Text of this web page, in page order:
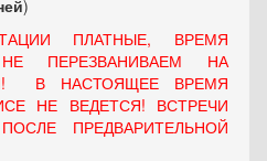
)
ПЛАТНЫЕ, ВРЕМЯ
ПЕРЕЗВАНИВАЕМ НА
В НАСТОЯЩЕЕ ВРЕМЯ
НЕ ВЕДЕТСЯ! ВСТРЕЧИ
ПРЕДВАРИТЕЛЬНОЙ